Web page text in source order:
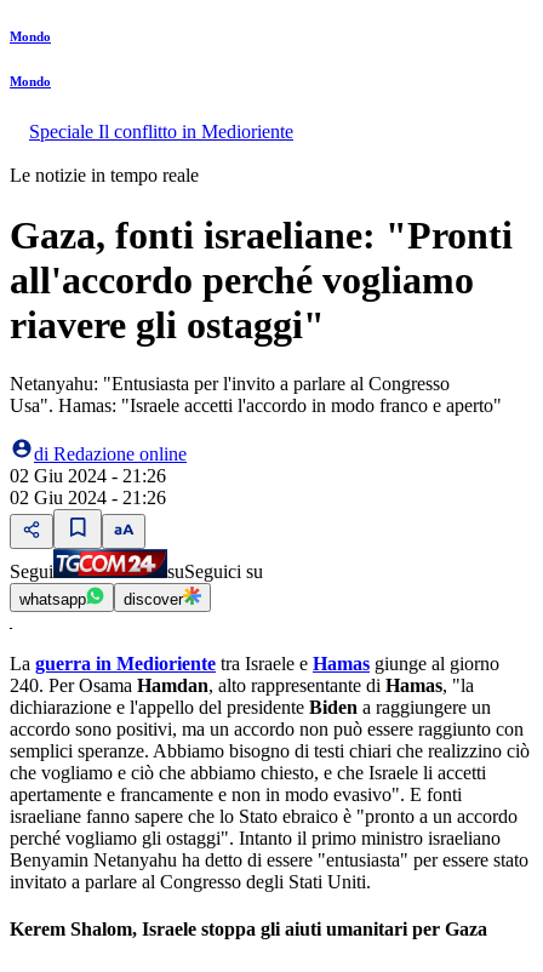
Mondo
Mondo
Speciale Il conflitto in Medioriente
Le notizie in tempo reale
Gaza, fonti israeliane: "Pronti
all'accordo perché vogliamo
riavere gli ostaggi"
Netanyahu: "Entusiasta per l'invito a parlare al Congresso
Usa". Hamas: "Israele accetti l'accordo in modo franco e aperto"
di Redazione online
02 Giu 2024 - 21:26
02 Giu 2024 - 21:26
Segui suSeguici su
whatsapp discover
La guerra in Medioriente tra Israele e Hamas giunge al giorno
240. Per Osama Hamdan, alto rappresentante di Hamas, "la
dichiarazione e l'appello del presidente Biden a raggiungere un
accordo sono positivi, ma un accordo non può essere raggiunto con
semplici speranze. Abbiamo bisogno di testi chiari che realizzino ciò
che vogliamo e ciò che abbiamo chiesto, e che Israele li accetti
apertamente e francamente e non in modo evasivo". E fonti
israeliane fanno sapere che lo Stato ebraico è "pronto a un accordo
perché vogliamo gli ostaggi". Intanto il primo ministro israeliano
Benyamin Netanyahu ha detto di essere "entusiasta" per essere stato
invitato a parlare al Congresso degli Stati Uniti.
Kerem Shalom, Israele stoppa gli aiuti umanitari per Gaza